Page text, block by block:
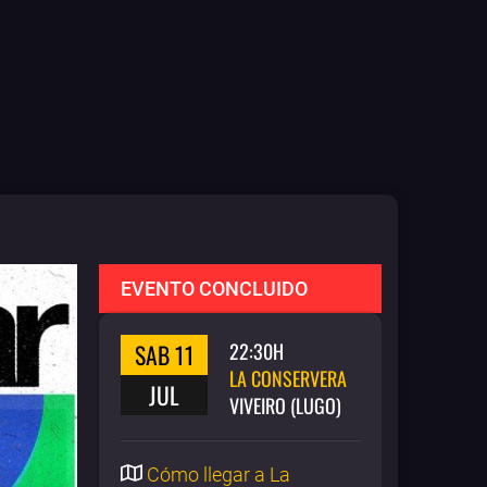
EVENTO CONCLUIDO
SAB 11
JUL
22:30H
LA CONSERVERA
VIVEIRO (LUGO)
Cómo llegar a La